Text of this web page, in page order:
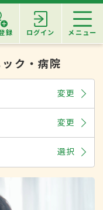
録 ログイン メニュー
ク・病院
変更
変更
選択